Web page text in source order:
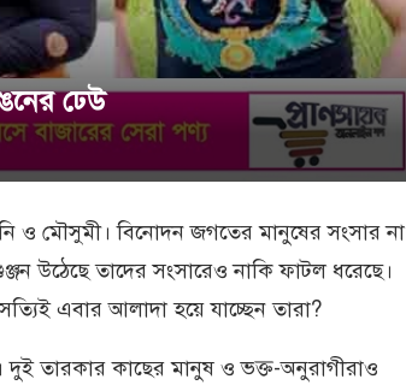
ঢেউ
ও মৌসুমী। বিনোদন জগতের মানুষের সংসার না
উঠেছে তাদের সংসারেও নাকি ফাটল ধরেছে।
এবার আলাদা হয়ে যাচ্ছেন তারা?
তারকার কাছের মানুষ ও ভক্ত-অনুরাগীরাও